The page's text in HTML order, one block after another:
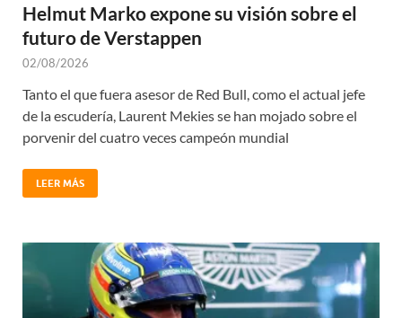
Helmut Marko expone su visión sobre el
futuro de Verstappen
02/08/2026
Tanto el que fuera asesor de Red Bull, como el actual jefe
de la escudería, Laurent Mekies se han mojado sobre el
porvenir del cuatro veces campeón mundial
LEER MÁS